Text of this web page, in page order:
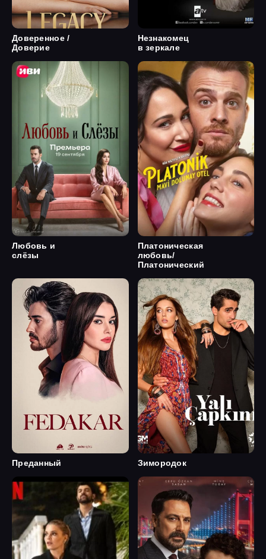
Доверенное /
Доверие
Незнакомец
в зеркале
Любовь и
слёзы
Платоническая
любовь/
Платонический
Преданный Зимородок